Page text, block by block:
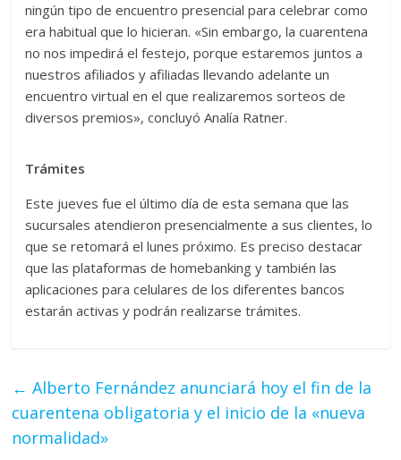
ningún tipo de encuentro presencial para celebrar como
era habitual que lo hicieran. «Sin embargo, la cuarentena
no nos impedirá el festejo, porque estaremos juntos a
nuestros afiliados y afiliadas llevando adelante un
encuentro virtual en el que realizaremos sorteos de
diversos premios», concluyó Analía Ratner.
Trámites
Este jueves fue el último día de esta semana que las
sucursales atendieron presencialmente a sus clientes, lo
que se retomará el lunes próximo. Es preciso destacar
que las plataformas de homebanking y también las
aplicaciones para celulares de los diferentes bancos
estarán activas y podrán realizarse trámites.
← Alberto Fernández anunciará hoy el fin de la
cuarentena obligatoria y el inicio de la «nueva
normalidad»